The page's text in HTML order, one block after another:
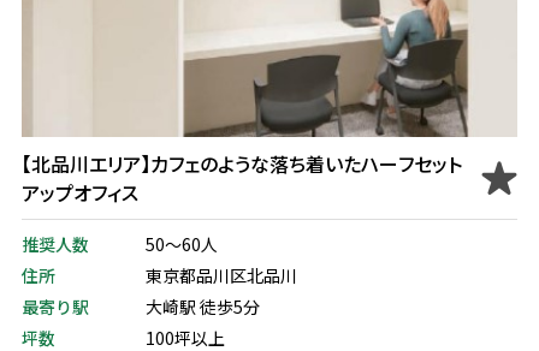
【北品川エリア】カフェのような落ち着いたハーフセット
アップオフィス
推奨人数
50～60人
住所
東京都品川区北品川
最寄り駅
大崎駅 徒歩5分
坪数
100坪以上